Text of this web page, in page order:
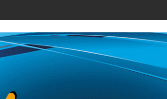
θα πάρουν <ανασα> !